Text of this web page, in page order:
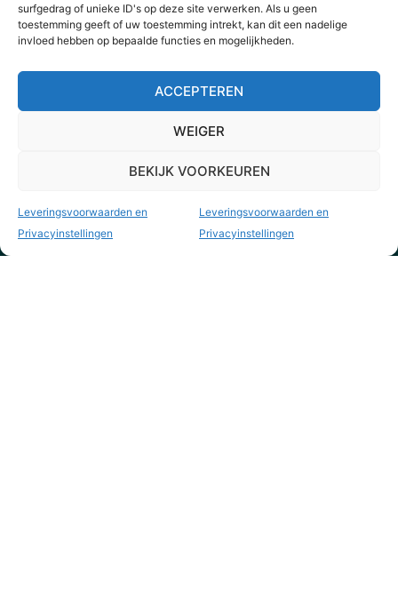
surfgedrag of unieke ID's op deze site verwerken. Als u geen
toestemming geeft of uw toestemming intrekt, kan dit een nadelige
invloed hebben op bepaalde functies en mogelijkheden.
ACCEPTEREN
WEIGER
BEKIJK VOORKEUREN
Leveringsvoorwaarden en
Privacyinstellingen
Leveringsvoorwaarden en
Privacyinstellingen
Toevoegen aan
winkelwagen
Toevoegen aan
winkelwagen
← 1 2 3 4 →